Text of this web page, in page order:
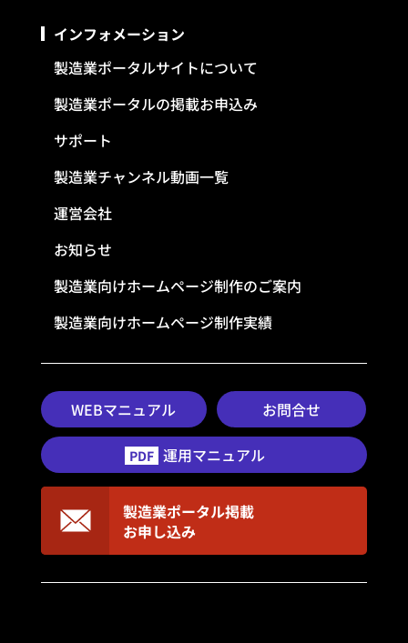
インフォメーション
製造業ポータルサイトについて
製造業ポータルの掲載お申込み
サポート
製造業チャンネル動画一覧
運営会社
お知らせ
製造業向けホームページ制作のご案内
製造業向けホームページ制作実績
WEBマニュアル お問合せ
PDF 運用マニュアル
製造業ポータル掲載
お申し込み